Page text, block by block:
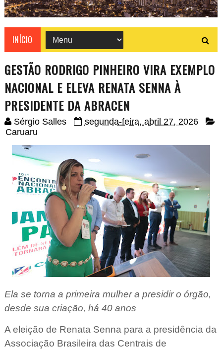
INÍCIO
GESTÃO RODRIGO PINHEIRO VIRA EXEMPLO
NACIONAL E ELEVA RENATA SENNA À
PRESIDENTE DA ABRACEN
Sérgio Salles
segunda-feira, abril 27, 2026
Caruaru
Ela se torna a primeira mulher a presidir o órgão,
desde sua criação, há 40 anos
A eleição de Renata Senna para a presidência da
Associação Brasileira das Centrais de